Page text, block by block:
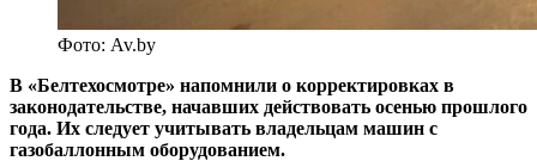
Фото: Av.by
В «Белтехосмотре» напомнили о корректировках в
законодательстве, начавших действовать осенью прошлого
года. Их следует учитывать владельцам машин с
газобаллонным оборудованием.